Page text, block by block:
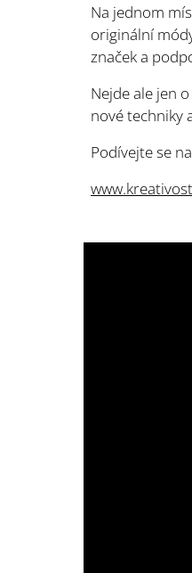
Na jednom
originální
značek a
Nejde ale jen
nové techniky
Podívejte se